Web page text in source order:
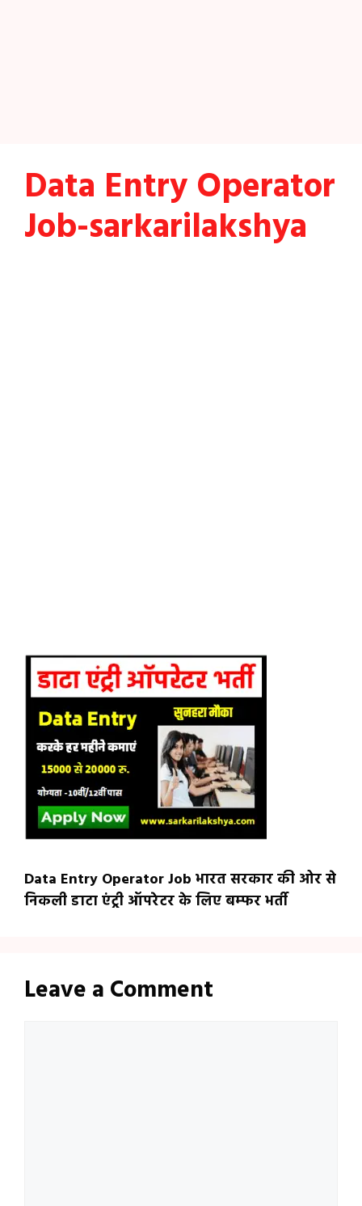
Data Entry Operator
Job-sarkarilakshya
Data Entry Operator Job भारत सरकार की ओर से
निकली डाटा एंट्री ऑपरेटर के लिए बम्फर भर्ती
Leave a Comment